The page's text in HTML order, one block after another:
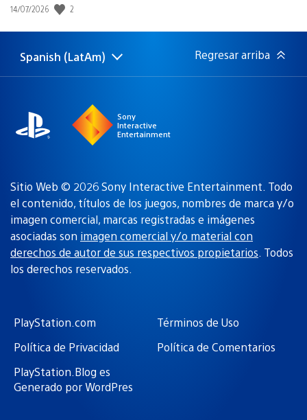
Fecha
publicación:
14/07/2026 2
Elige
Región
Spanish (LatAm) Regresar arriba
Sony
Interactive
Entertainment
Sitio Web © 2026 Sony Interactive Entertainment. Todo
el contenido, títulos de los juegos, nombres de marca y/o
imagen comercial, marcas registradas e imágenes
asociadas son imagen comercial y/o material con
derechos de autor de sus respectivos propietarios. Todos
los derechos reservados.
PlayStation.com
Términos de Uso
Política de Privacidad
Política de Comentarios
PlayStation.Blog es
Generado por WordPres